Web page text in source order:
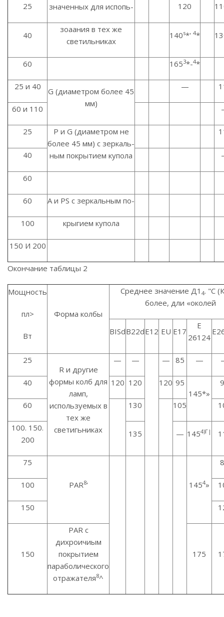
значенных для испопь-
25 120
40
зоаания в тех же
светильниках
140s*' 4*
60 1653*-4*
25 и 40
G (диаметром более 45
мм)
—
60 и 110
25
Р и G (диаметром не
более 45 мм) с зеркаль-
ным покрытием купола
40
60
60 А и PS с зеркальным по-
100 крыгием купола
150 И 200
Окончание таблицы 2
Мощность
пл>
Вт
Форма колбы
Среднее значение Д1 4. "С
более, дли «околей
BISdB22dЕ12 EU Е17
Е
26124
25
R и другие
формы колб для
ламп,
используемых в
тех же
светигьниках
— — — 85 —
40 120 120 120 95
145*»
60 130 105
100. 150.
200
135 — 1454)Г|
75
PAR8' 1454»
100
150
150
PAR с
дихроичиым
покрытием
параболического
отражателя8^
175